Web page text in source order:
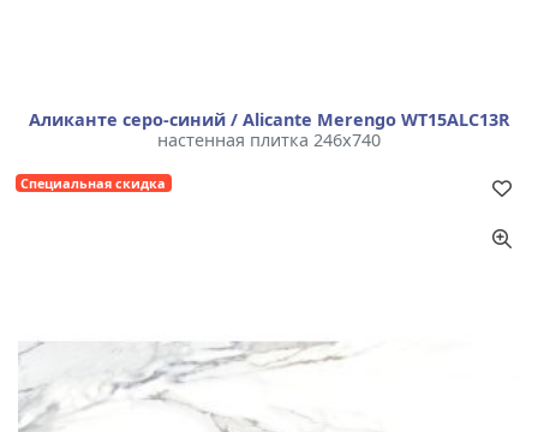
Аликанте серо-синий / Alicante Merengo WT15ALC13R
настенная плитка 246x740
Специальная скидка